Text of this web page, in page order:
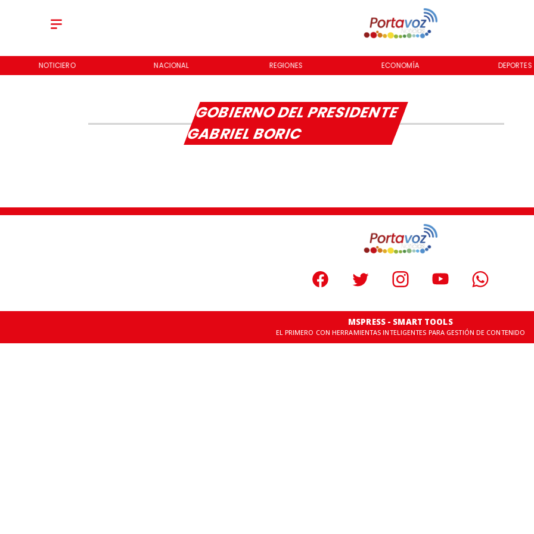
NOTICIERO NACIONAL REGIONES ECONOMÍA DEPORTES
GOBIERNO DEL PRESIDENTE
GABRIEL BORIC
MSPRESS - SMART TOOLS
EL PRIMERO CON HERRAMIENTAS INTELIGENTES PARA GESTIÓN DE CONTENIDO